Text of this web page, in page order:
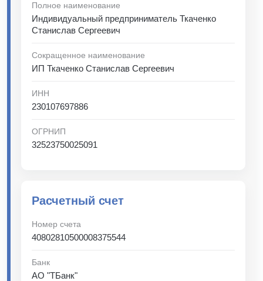
Полное наименование
Индивидуальный предприниматель Ткаченко
Станислав Сергеевич
Сокращенное наименование
ИП Ткаченко Станислав Сергеевич
ИНН
230107697886
ОГРНИП
32523750025091
Расчетный счет
Номер счета
40802810500008375544
Банк
АО "ТБанк"